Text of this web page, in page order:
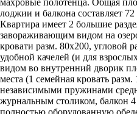
махровые полотенца. Общая
лоджии и балкона составляет
Квартира имеет 2 большие
завораживающим видом на
кровати разм. 80х200, угловой
удобной качелей (и для
видом во внутренний дворик
места (1 семейная кровать
независимыми пружинами
журнальным столиком, балкон
полностью оборудованную